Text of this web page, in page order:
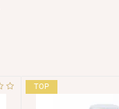
TOP